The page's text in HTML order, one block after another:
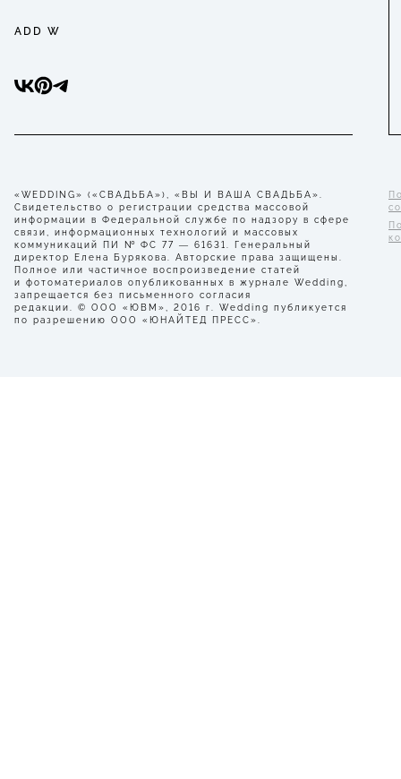
ADD W
«WEDDING» («СВАДЬБА»), «ВЫ И ВАША СВАДЬБА».
Свидетельство о регистрации средства массовой
информации в Федеральной службе по надзору в сфере
связи, информационных технологий и массовых
коммуникаций ПИ № ФС 77 — 61631. Генеральный
директор Елена Бурякова. Авторские права защищены.
Полное или частичное воспроизведение статей
и фотоматериалов опубликованных в журнале Wedding,
запрещается без письменного согласия
редакции. © ООО «ЮВМ», 2016 г. Wedding публикуется
по разрешению ООО «ЮНАЙТЕД ПРЕСС».